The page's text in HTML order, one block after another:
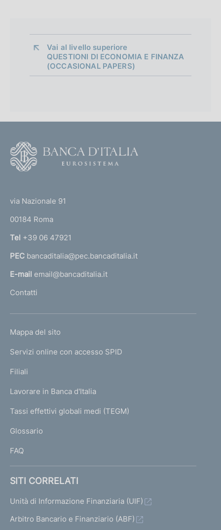
n
d
m
e
n
t
o
Vai al livello superiore
QUESTIONI DI ECONOMIA E FINANZA
(OCCASIONAL PAPERS)
r
n
a
l
'
m
e
a
g
via Nazionale 91
00184 Roma
Tel +39 06 47921
PEC bancaditalia@pec.bancaditalia.it
E-mail email@bancaditalia.it
Contatti
L
N
K
T
I
I
Mappa del sito
Servizi online con accesso SPID
Filiali
Lavorare in Banca d'Italia
Tassi effettivi globali medi (TEGM)
Glossario
FAQ
SITI CORRELATI
Unità di Informazione Finanziaria (UIF)
Arbitro Bancario e Finanziario (ABF)